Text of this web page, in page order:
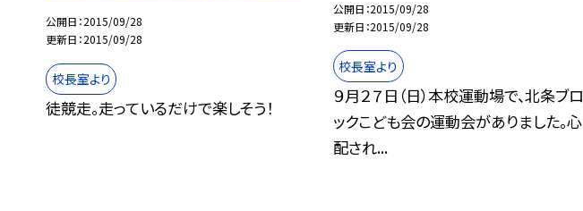
公開日 2015/09/28
更新日 2015/09/28
校長室より
徒競走。走っているだけで楽しそう！
公開日 2015/09/28
更新日 2015/09/28
校長室より
９月２７日（日）本校運動場で、北条ブロ
ックこども会の運動会がありました。心
配され...